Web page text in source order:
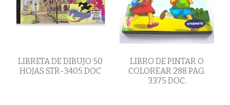
LIBRETA DE DIBUJO 50
HOJAS STR-3405 DOC
LIBRO DE PINTAR O
COLOREAR 288 PAG.
3375 DOC.